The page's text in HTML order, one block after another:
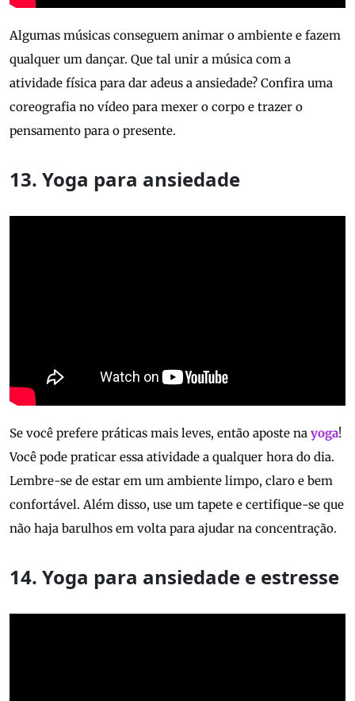
Algumas músicas conseguem animar o ambiente e fazem
qualquer um dançar. Que tal unir a música com a
atividade física para dar adeus a ansiedade? Confira uma
coreografia no vídeo para mexer o corpo e trazer o
pensamento para o presente.
13. Yoga para ansiedade
Se você prefere práticas mais leves, então aposte na yoga!
Você pode praticar essa atividade a qualquer hora do dia.
Lembre-se de estar em um ambiente limpo, claro e bem
confortável. Além disso, use um tapete e certifique-se que
não haja barulhos em volta para ajudar na concentração.
14. Yoga para ansiedade e estresse